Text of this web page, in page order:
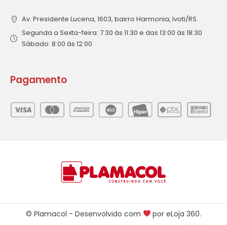
Av. Presidente Lucena, 1603, bairro Harmonia, Ivoti/RS.
Segunda a Sexta-feira: 7:30 às 11:30 e das 13:00 às 18:30
Sábado: 8:00 às 12:00
Pagamento
© Plamacol - Desenvolvido com poreLoja 360.